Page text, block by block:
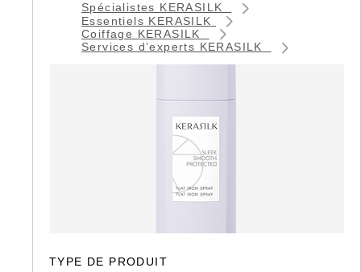
Spécialistes KERASILK
Essentiels KERASILK
Coiffage KERASILK
Services d’experts KERASILK
TYPE DE PRODUIT